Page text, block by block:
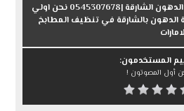
شركة تنظيف مطابخ وإزالة الدهون الشارقة |0545307678 نحن اولي
الدهون بالشارقة في تنظيف المطابخ
المستخدمون:
أول المصوتون !